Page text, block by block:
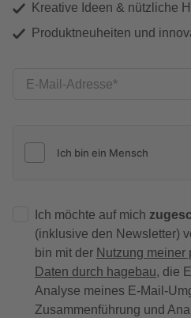
Kreative Ideen & nützliche
Produktneuheiten und
E-Mail-Adresse
Ich möchte auf mich
(inklusive den Newsletter)
bin mit der Nutzung meiner
Daten durch hagebau, die
Analyse meines E-Mail-
Zusammenführung und